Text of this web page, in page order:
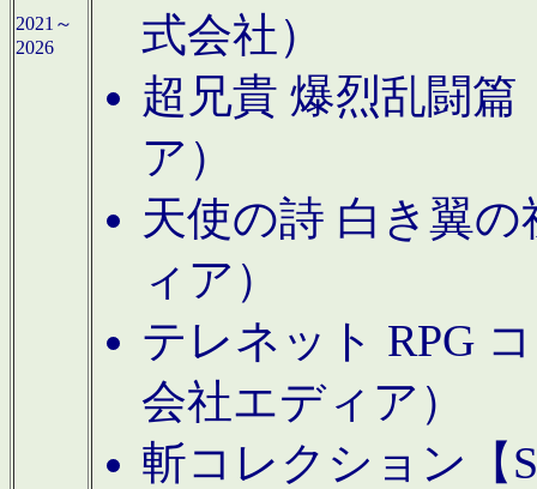
2021～
2026
式会社）
超兄貴 爆烈乱闘篇
ア）
天使の詩 白き翼
ィア）
テレネット RPG
会社エディア）
斬コレクション【